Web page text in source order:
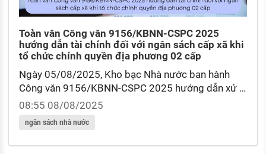
Toàn văn Công văn 9156/KBNN-CSPC 2025
hướng dẫn tài chính đối với ngân sách cấp xã khi
tổ chức chính quyền địa phương 02 cấp
Ngày 05/08/2025, Kho bạc Nhà nước ban hành
Công văn 9156/KBNN-CSPC 2025 hướng dẫn xử lý
một số nội dung tài chính đối với ngân sách cấp xã
08:55 08/08/2025
ngân sách nhà nước